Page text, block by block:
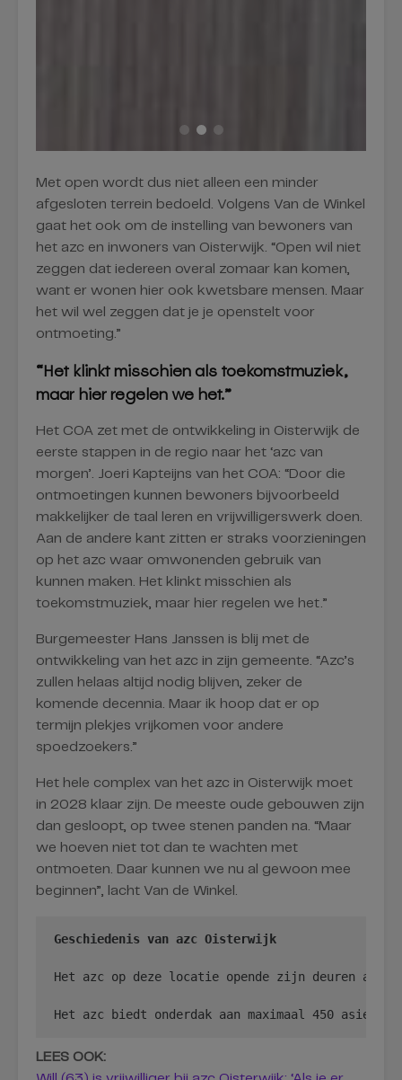
Met open wordt dus niet alleen een minder
afgesloten terrein bedoeld. Volgens Van de Winkel
gaat het ook om de instelling van bewoners van
het azc en inwoners van Oisterwijk. “Open wil niet
zeggen dat iedereen overal zomaar kan komen,
want er wonen hier ook kwetsbare mensen. Maar
het wil wel zeggen dat je je openstelt voor
ontmoeting.”
“Het klinkt misschien als toekomstmuziek,
maar hier regelen we het.”
Het COA zet met de ontwikkeling in Oisterwijk de
eerste stappen in de regio naar het ‘azc van
morgen’. Joeri Kapteijns van het COA: “Door die
ontmoetingen kunnen bewoners bijvoorbeeld
makkelijker de taal leren en vrijwilligerswerk doen.
Aan de andere kant zitten er straks voorzieningen
op het azc waar omwonenden gebruik van
kunnen maken. Het klinkt misschien als
toekomstmuziek, maar hier regelen we het.”
Burgemeester Hans Janssen is blij met de
ontwikkeling van het azc in zijn gemeente. “Azc’s
zullen helaas altijd nodig blijven, zeker de
komende decennia. Maar ik hoop dat er op
termijn plekjes vrijkomen voor andere
spoedzoekers.”
Het hele complex van het azc in Oisterwijk moet
in 2028 klaar zijn. De meeste oude gebouwen zijn
dan gesloopt, op twee stenen panden na. “Maar
we hoeven niet tot dan te wachten met
ontmoeten. Daar kunnen we nu al gewoon mee
beginnen”, lacht Van de Winkel.
Geschiedenis van azc Oisterwijk
Het azc op deze locatie opende zijn deuren al
Het azc biedt onderdak aan maximaal 450
LEES OOK: